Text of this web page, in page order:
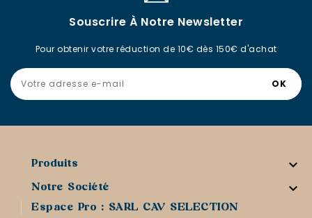
Souscrire À Notre Newsletter
Pour obtenir votre réduction de 10€ dès 150€ d'achat
Produits 
Notre Société 
Espace Pro : SARL CAV SELECTION